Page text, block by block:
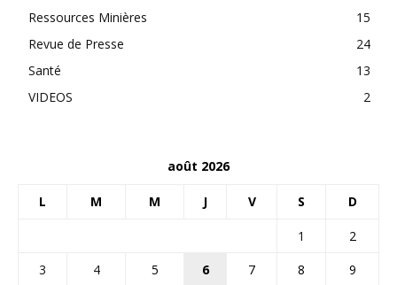
Ressources Minières
15
Revue de Presse
24
Santé
13
VIDEOS
2
août 2026
L M M J V S D
1
2
3
4 5 6 7 8
9